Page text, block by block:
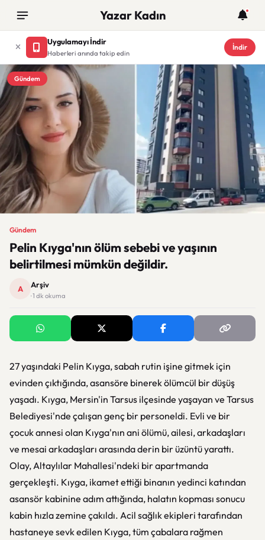
Yazar Kadın
Uygulamayı İndir
Haberleri anında takip edin
İndir
Gündem
Gündem
Pelin Kıyga'nın ölüm sebebi ve yaşının
belirtilmesi mümkün değildir.
A Arşiv
· 1 dk okuma
27 yaşındaki Pelin Kıyga, sabah rutin işine gitmek için
evinden çıktığında, asansöre binerek ölümcül bir düşüş
yaşadı. Kıyga, Mersin'in Tarsus ilçesinde yaşayan ve Tarsus
Belediyesi'nde çalışan genç bir personeldi. Evli ve bir
çocuk annesi olan Kıyga'nın ani ölümü, ailesi, arkadaşları
ve mesai arkadaşları arasında derin bir üzüntü yarattı.
Olay, Altaylılar Mahallesi'ndeki bir apartmanda
gerçekleşti. Kıyga, ikamet ettiği binanın yedinci katından
asansör kabinine adım attığında, halatın kopması sonucu
kabin hızla zemine çakıldı. Acil sağlık ekipleri tarafından
hastaneye sevk edilen Kıyga, tüm çabalara rağmen